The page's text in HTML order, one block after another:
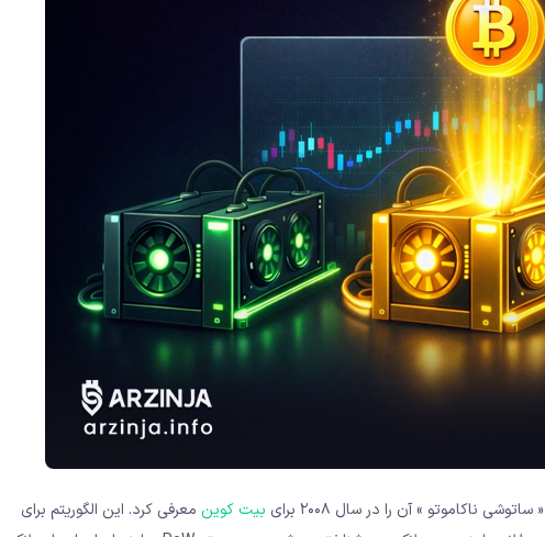
بیت‌ کوین معرفی کرد. این الگوریتم برای